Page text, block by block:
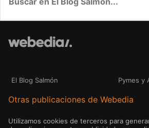
El Blog Salmón Pymes y
Otras publicaciones de Webedia
Utilizamos cookies de terceros para